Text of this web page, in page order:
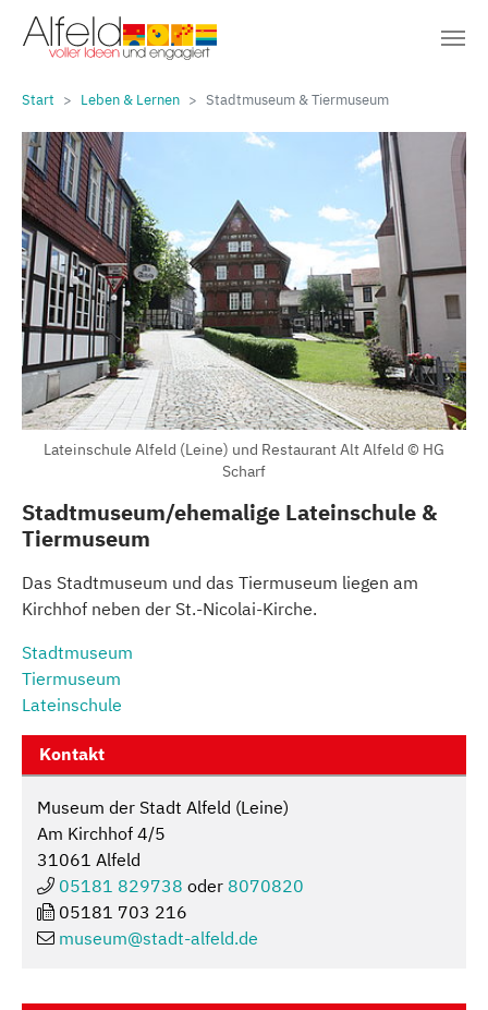
Zum Hauptinhalt springen
Start Leben & Lernen Stadtmuseum & Tiermuseum
Lateinschule Alfeld (Leine) und Restaurant Alt Alfeld © HG
Scharf
Stadtmuseum/ehemalige Lateinschule &
Tiermuseum
Das Stadtmuseum und das Tiermuseum liegen am
Kirchhof neben der St.-Nicolai-Kirche.
Stadtmuseum
Tiermuseum
Lateinschule
Kontakt
Museum der Stadt Alfeld (Leine)
Am Kirchhof 4/5
31061 Alfeld
05181 829738 oder 8070820
05181 703 216
museum@stadt-alfeld.de